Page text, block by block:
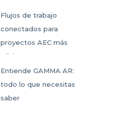
Flujos de trabajo
conectados para
proyectos AEC más
eficientes
Entiende GAMMA AR:
todo lo que necesitas
saber